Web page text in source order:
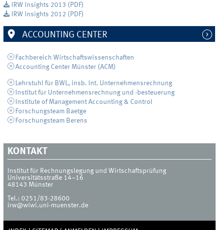
IRW Insights 2013 (PDF)
IRW Insights 2012 (PDF)
ACCOUNTING CENTER
Fachbereich Wirtschaftswissenschaften
Accounting Center Münster (ACM)
Lehrstuhl für BWL, insb. Int. Unternehmensrechnung
Institut für Unternehmensrechnung und -besteuerung
Institute of Management Accounting & Control
Forschungsteam Baetge
Forschungsteam Berens
KONTAKT
Institut für Rechnungslegung und Wirtschaftsprüfung
Universitätsstraße 14–16
48143 Münster
Tel.: 0251/83-28600
irw@wiwi.uni-muenster.de